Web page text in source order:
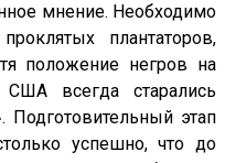
мнение. Необходимо
плантаторов,
положение негров на
всегда старались
Подготовительный этап
успешно, что до